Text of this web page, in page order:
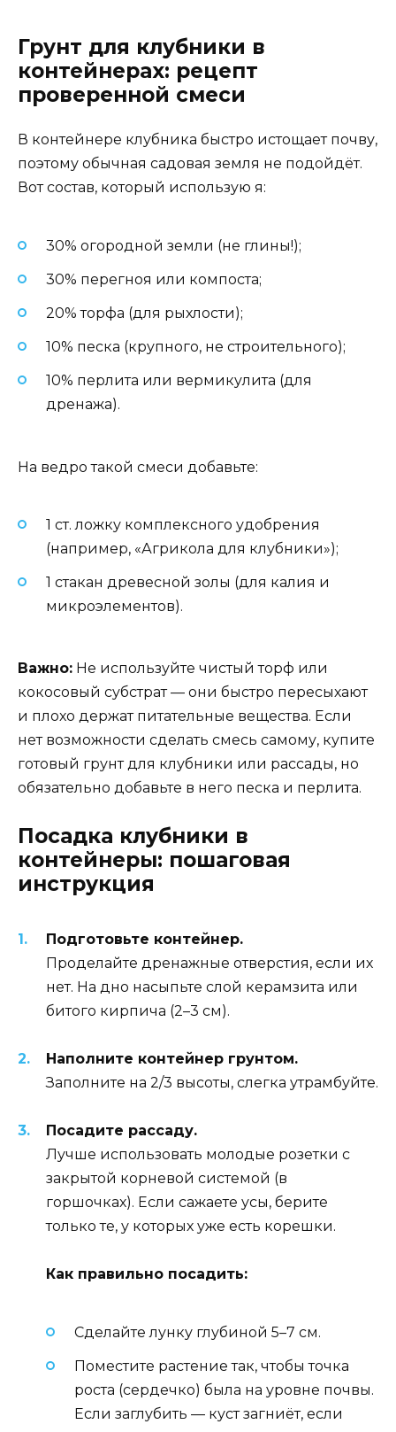
Грунт для клубники в
контейнерах: рецепт
проверенной смеси
В контейнере клубника быстро истощает почву,
поэтому обычная садовая земля не подойдёт.
Вот состав, который использую я:
30% огородной земли (не глины!);
30% перегноя или компоста;
20% торфа (для рыхлости);
10% песка (крупного, не строительного);
10% перлита или вермикулита (для
дренажа).
На ведро такой смеси добавьте:
1 ст. ложку комплексного удобрения
(например, «Агрикола для клубники»);
1 стакан древесной золы (для калия и
микроэлементов).
Важно: Не используйте чистый торф или
кокосовый субстрат — они быстро пересыхают
и плохо держат питательные вещества. Если
нет возможности сделать смесь самому, купите
готовый грунт для клубники или рассады, но
обязательно добавьте в него песка и перлита.
Посадка клубники в
контейнеры: пошаговая
инструкция
Подготовьте контейнер.
Проделайте дренажные отверстия, если их
нет. На дно насыпьте слой керамзита или
битого кирпича (2–3 см).
Наполните контейнер грунтом.
Заполните на 2/3 высоты, слегка утрамбуйте.
Посадите рассаду.
Лучше использовать молодые розетки с
закрытой корневой системой (в
горшочках). Если сажаете усы, берите
только те, у которых уже есть корешки.
Как правильно посадить:
Сделайте лунку глубиной 5–7 см.
Поместите растение так, чтобы точка
роста (сердечко) была на уровне почвы.
Если заглубить — куст загниёт, если